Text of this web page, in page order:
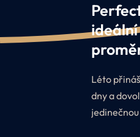
ideální
Léto
dny a